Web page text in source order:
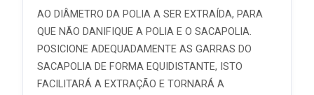
AO DIÂMETRO DA POLIA A SER EXTRAÍDA, PARA
QUE NÃO DANIFIQUE A POLIA E O SACAPOLIA.
POSICIONE ADEQUADAMENTE AS GARRAS DO
SACAPOLIA DE FORMA EQUIDISTANTE, ISTO
FACILITARÁ A EXTRAÇÃO E TORNARÁ A